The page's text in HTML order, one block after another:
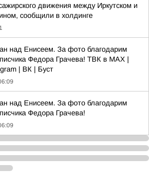
движения между Иркутском и
сообщили в холдинге
над Енисеем. За фото благодарим
Федора Грачева! ТВК в MAX |
| ВК | Буст
над Енисеем. За фото благодарим
Федора Грачева!